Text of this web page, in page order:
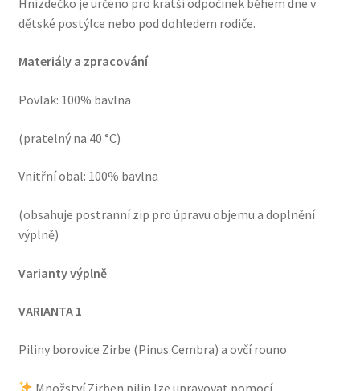
dětské postýlce nebo pod dohledem rodiče.
Materiály a zpracování
Povlak: 100% bavlna
(pratelný na 40 °C)
Vnitřní obal: 100% bavlna
(obsahuje postranní zip pro úpravu objemu a doplnění
výplně)
Varianty výplně
VARIANTA 1
Piliny borovice Zirbe (Pinus Cembra) a ovčí rouno
Množství Zirben pilin lze upravovat pomocí